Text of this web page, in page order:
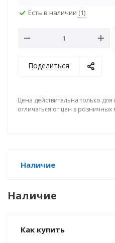
Есть в наличии (1)
Поделиться
Цена действительна только
отличаться от цен в розничных
Наличие
Наличие
Как купить